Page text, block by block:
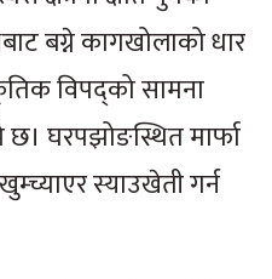
बग्ने कागखोलाको धार
विपद्को सामना
छ। घरपझोङस्थित मार्फा
स्याउखेती गर्न